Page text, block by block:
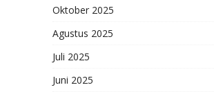
Oktober 2025
Agustus 2025
Juli 2025
Juni 2025